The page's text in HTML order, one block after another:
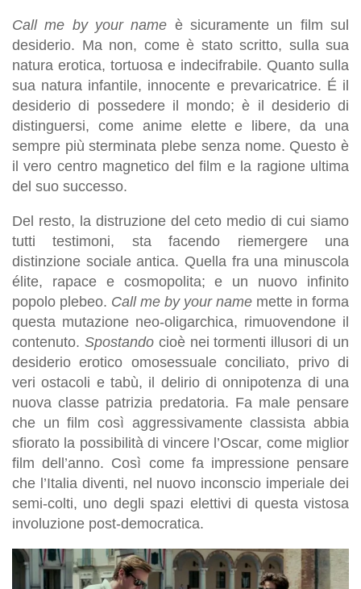
Call me by your name è sicuramente un film sul
desiderio. Ma non, come è stato scritto, sulla sua
natura erotica, tortuosa e indecifrabile. Quanto sulla
sua natura infantile, innocente e prevaricatrice. É il
desiderio di possedere il mondo; è il desiderio di
distinguersi, come anime elette e libere, da una
sempre più sterminata plebe senza nome. Questo è
il vero centro magnetico del film e la ragione ultima
del suo successo.
Del resto, la distruzione del ceto medio di cui siamo
tutti testimoni, sta facendo riemergere una
distinzione sociale antica. Quella fra una minuscola
élite, rapace e cosmopolita; e un nuovo infinito
popolo plebeo. Call me by your name mette in forma
questa mutazione neo-oligarchica, rimuovendone il
contenuto. Spostandocioè nei tormenti illusori di un
desiderio erotico omosessuale conciliato, privo di
veri ostacoli e tabù, il delirio di onnipotenza di una
nuova classe patrizia predatoria. Fa male pensare
che un film così aggressivamente classista abbia
sfiorato la possibilità di vincere l’Oscar, come miglior
film dell’anno. Così come fa impressione pensare
che l’Italia diventi, nel nuovo inconscio imperiale dei
semi-colti, uno degli spazi elettivi di questa vistosa
involuzione post-democratica.